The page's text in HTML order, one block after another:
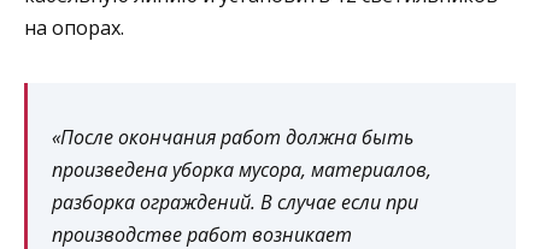
на опорах.
«После окончания работ должна быть
произведена уборка мусора, материалов,
разборка ограждений. В случае если при
производстве работ возникает